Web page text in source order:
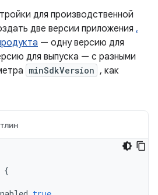
для производственной
две версии приложения ,
— одну версию для
для выпуска — с разными
minSdkVersion , как
{